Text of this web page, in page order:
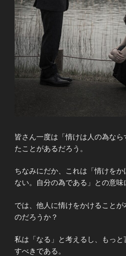
皆さん一度は「情けは人の為な
たことがあるだろう。
ちなみにだか、これは「情けを
ない。自分の為である」との意味
では、他人に情けをかけること
のだろうか？
私は「なる」と考えるし、もっ
すべきである。